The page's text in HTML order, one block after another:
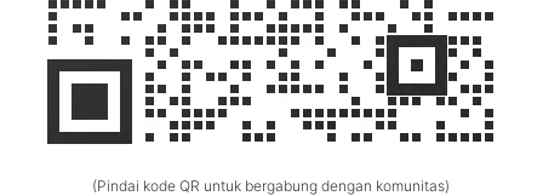
(Pindai kode QR untuk bergabung dengan komunitas)